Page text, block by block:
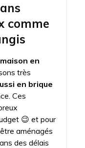
comme
maison en
très
en brique
Ces
😉 et pour
aménagés
des délais